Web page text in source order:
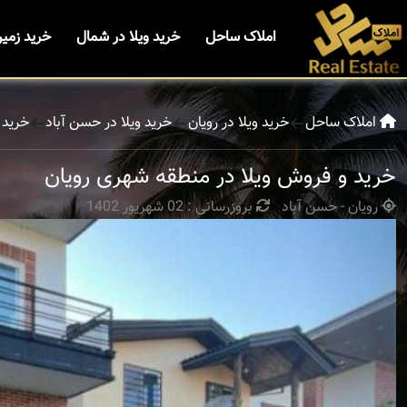
املاک ساحل خرید ویلا در شمال خرید
املاک ساحل خرید ویلا در رویان خرید ویلا در حسن آباد
خرید و فروش ویلا در منطقه شهری رویان
رویان - حسن آباد بروزرسانی : 02 شهریور 1402